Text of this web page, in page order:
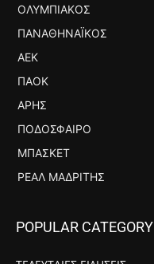
ΟΛΥΜΠΙΑΚΌΣ
ΠΑΝΑΘΗΝΑΪΚΌΣ
ΑΕΚ
ΠΑΟΚ
ΆΡΗΣ
ΠΟΔΌΣΦΑΙΡΟ
ΜΠΆΣΚΕΤ
ΡΕΆΛ ΜΑΔΡΊΤΗΣ
POPULAR CATEGORY